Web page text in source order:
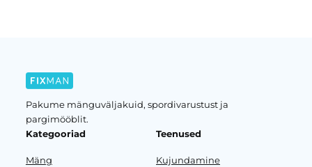
Pakume mänguväljakuid, spordivarustust ja
pargimööblit.
Kategooriad
Mäng
Teenused
Kujundamine